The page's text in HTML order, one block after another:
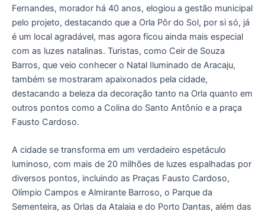
Fernandes, morador há 40 anos, elogiou a gestão municipal
pelo projeto, destacando que a Orla Pôr do Sol, por si só, já
é um local agradável, mas agora ficou ainda mais especial
com as luzes natalinas. Turistas, como Ceir de Souza
Barros, que veio conhecer o Natal Iluminado de Aracaju,
também se mostraram apaixonados pela cidade,
destacando a beleza da decoração tanto na Orla quanto em
outros pontos como a Colina do Santo Antônio e a praça
Fausto Cardoso.
A cidade se transforma em um verdadeiro espetáculo
luminoso, com mais de 20 milhões de luzes espalhadas por
diversos pontos, incluindo as Praças Fausto Cardoso,
Olímpio Campos e Almirante Barroso, o Parque da
Sementeira, as Orlas da Atalaia e do Porto Dantas, além das